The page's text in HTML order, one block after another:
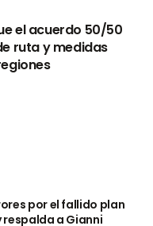
el acuerdo 50/50
ruta y medidas
por el fallido plan
a Gianni